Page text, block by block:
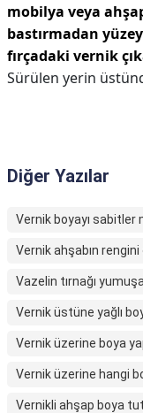
mobilya veya
bastırmadan
fırçadaki vernik
Sürülen yerin
Diğer Yazılar
Vernik boyayı sabitler
Vernik ahşabın
Vazelin tırnağı
Vernik üstüne yağlı
Vernik üzerine boya
Vernik üzerine hangi
Vernikli ahşap boya